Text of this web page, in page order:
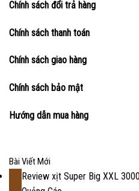
Chính sách đổi trả hàng
Chính sách thanh toán
Chính sách giao hàng
Chính sách bảo mật
Hướng dẫn mua hàng
Bài Viết Mới
Review xịt Super Big XXL